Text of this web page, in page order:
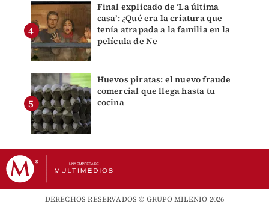
Final explicado de ‘La última
casa’: ¿Qué era la criatura que
tenía atrapada a la familia en la
película de Ne
Huevos piratas: el nuevo fraude
comercial que llega hasta tu
cocina
DERECHOS RESERVADOS © GRUPO MILENIO 2026